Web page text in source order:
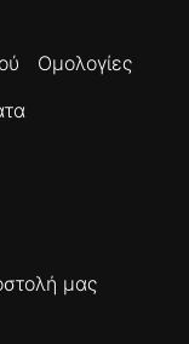
Ομολογίες
μας